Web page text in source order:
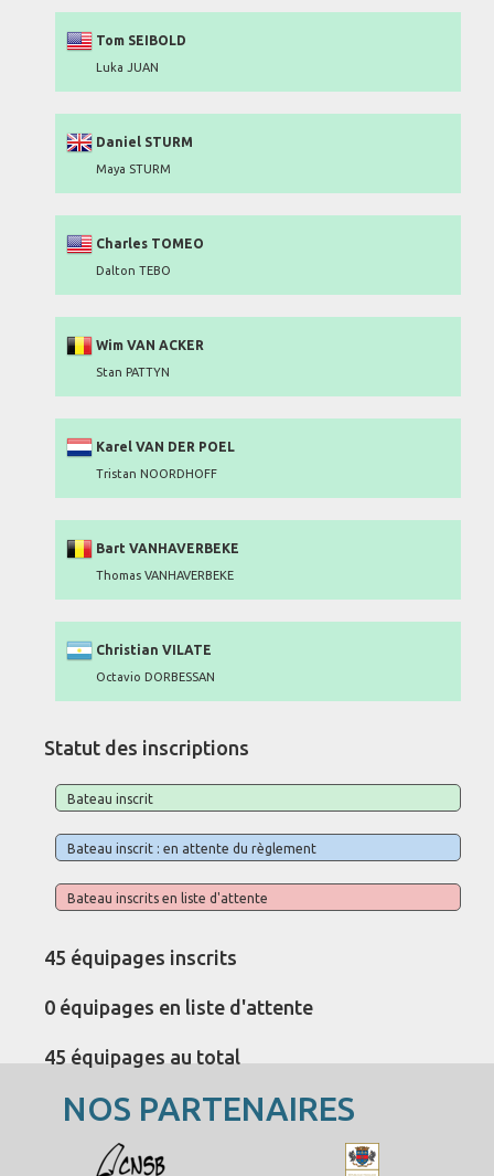
Tom SEIBOLD
Luka JUAN
Daniel STURM
Maya STURM
Charles TOMEO
Dalton TEBO
Wim VAN ACKER
Stan PATTYN
Karel VAN DER POEL
Tristan NOORDHOFF
Bart VANHAVERBEKE
Thomas VANHAVERBEKE
Christian VILATE
Octavio DORBESSAN
Statut des inscriptions
Bateau inscrit
Bateau inscrit : en attente du règlement
Bateau inscrits en liste d'attente
45 équipages inscrits
0 équipages en liste d'attente
45 équipages au total
NOS PARTENAIRES